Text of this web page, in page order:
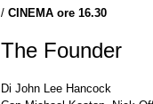
/ CINEMA ore 16.30
The Founder
Di John Lee Hancock